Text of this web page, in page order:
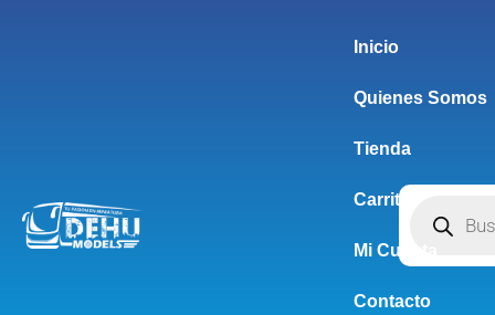
Inicio
Quienes Somos
Tienda
Carrito
Mi Cuenta
Contacto